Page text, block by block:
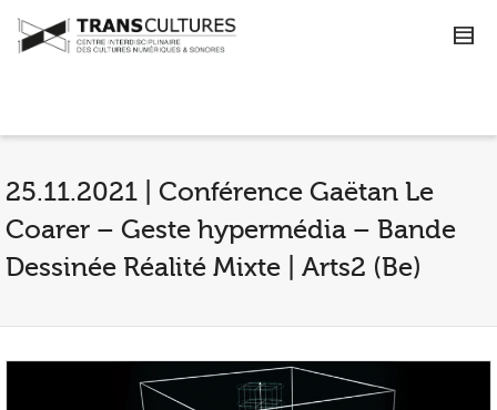
25.11.2021 | Conférence Gaëtan Le
Coarer – Geste hypermédia – Bande
Dessinée Réalité Mixte | Arts2 (Be)